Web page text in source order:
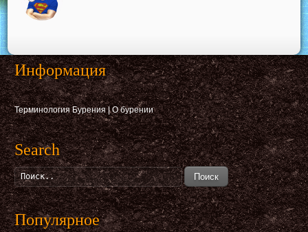
Информация
Терминология Бурения|О бурении
Search
Поиск
Популярное